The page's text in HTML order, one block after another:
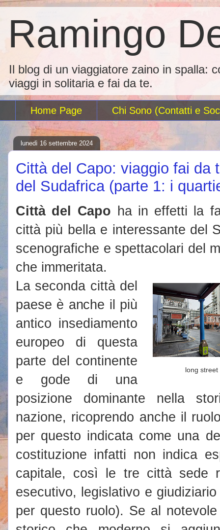
Ramingo
Il blog di un viaggiatore zaino in spalla:
viaggi in solitaria e fai da te.
Home Page Chi Sono (Contatti e
lunedì 16 settembre 2024
Città del Capo: viaggio fai da
del Sudafrica (parte 1: i
Città del Capo ha in effetti la
città più bella e interessante del
scenografiche e spettacolari del
che immeritata.
long street
La seconda città del
paese è anche il più
antico insediamento
europeo di questa
parte del continente
e gode di una
posizione dominante nella
nazione, ricoprendo anche il
per questo indicata come una
costituzione infatti non indica
capitale, così le tre città sede
esecutivo, legislativo e
per questo ruolo). Se al